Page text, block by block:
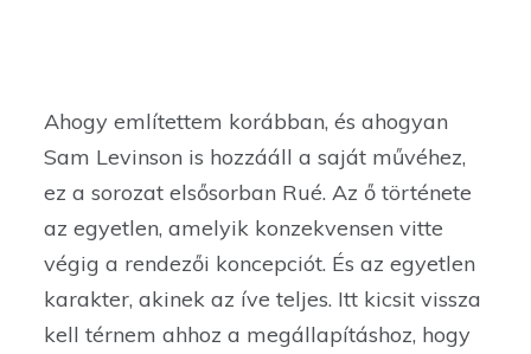
Ahogy említettem korábban, és ahogyan
Sam Levinson is hozzááll a saját művéhez,
ez a sorozat elsősorban Rué. Az ő története
az egyetlen, amelyik konzekvensen vitte
végig a rendezői koncepciót. És az egyetlen
karakter, akinek az íve teljes. Itt kicsit vissza
kell térnem ahhoz a megállapításhoz, hogy